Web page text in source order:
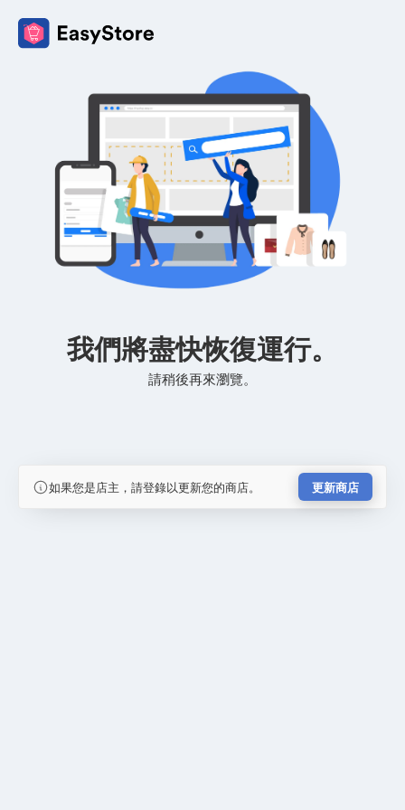
我們將盡快恢復運行。
請稍後再來瀏覽。
如果您是店主，請登錄以更新您的商店。 更新商店